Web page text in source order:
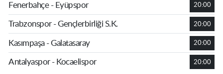
Fenerbahçe - Eyüpspor 20:00
Trabzonspor - Gençlerbirliği S.K. 20:00
Kasımpaşa - Galatasaray 20:00
Antalyaspor - Kocaelispor 20:00